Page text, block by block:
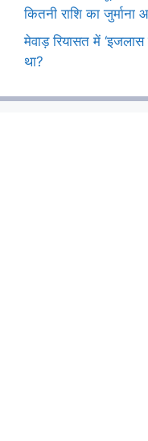
कितनी राशि का
मेवाड़ रियासत में
था?